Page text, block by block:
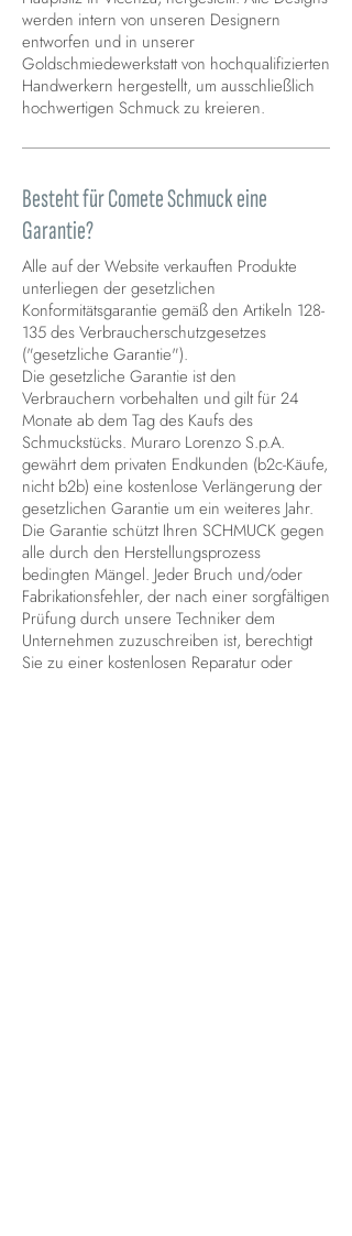
werden intern von unseren Designern
entworfen und in unserer
Goldschmiedewerkstatt von hochqualifizierten
Handwerkern hergestellt, um ausschließlich
hochwertigen Schmuck zu kreieren.
Besteht für Comete Schmuck eine
Garantie?
Alle auf der Website verkauften Produkte
unterliegen der gesetzlichen
Konformitätsgarantie gemäß den Artikeln 128-
135 des Verbraucherschutzgesetzes
("gesetzliche Garantie").
Die gesetzliche Garantie ist den
Verbrauchern vorbehalten und gilt für 24
Monate ab dem Tag des Kaufs des
Schmuckstücks. Muraro Lorenzo S.p.A.
gewährt dem privaten Endkunden (b2c-Käufe,
nicht b2b) eine kostenlose Verlängerung der
gesetzlichen Garantie um ein weiteres Jahr.
Die Garantie schützt Ihren SCHMUCK gegen
alle durch den Herstellungsprozess
bedingten Mängel. Jeder Bruch und/oder
Fabrikationsfehler, der nach einer sorgfältigen
Prüfung durch unsere Techniker dem
Unternehmen zuzuschreiben ist, berechtigt
Sie zu einer kostenlosen Reparatur oder